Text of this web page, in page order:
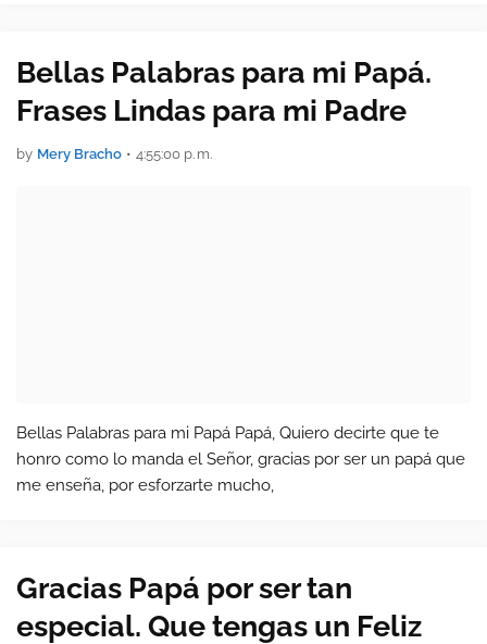
Bellas Palabras para mi Papá.
Frases Lindas para mi Padre
by Mery Bracho • 4:55:00 p. m.
Bellas Palabras para mi Papá Papá, Quiero decirte que te
honro como lo manda el Señor, gracias por ser un papá que
me enseña, por esforzarte mucho,
Gracias Papá por ser tan
especial. Que tengas un Feliz